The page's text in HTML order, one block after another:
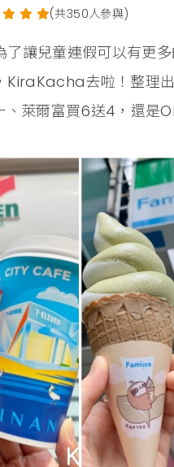
(共350人參與)
了讓兒童連假可以有更
KiraKacha去啦！整理
、萊爾富買6送4，還是